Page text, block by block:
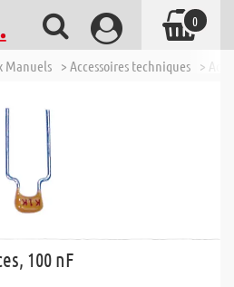
Manuels > Accessoires techniques >
100 nF
0